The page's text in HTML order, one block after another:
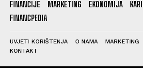
FINANCIJE MARKETING EKONOMIJA
FINANCPEDIA
UVJETI KORIŠTENJA O NAMA MARKETING
KONTAKT